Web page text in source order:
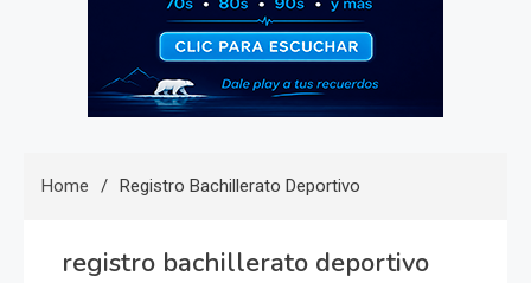
Home Registro Bachillerato Deportivo
registro bachillerato deportivo